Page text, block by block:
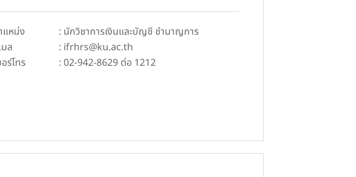
แหน่ง
: นักวิชาการเงินและบัญชี ชำนาญการ
ล
: ifrhrs@ku.ac.th
ร์โทร
: 02-942-8629 ต่อ 1212